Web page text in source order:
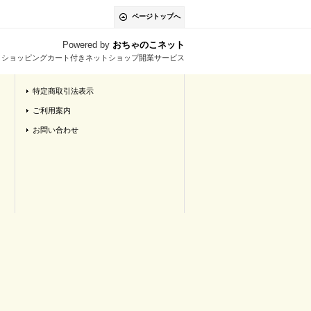
ページトップへ
Powered by おちゃのこネット
ョッピングカート付きネットショップ開業サービス
特定商取引法表示
ご利用案内
お問い合わせ